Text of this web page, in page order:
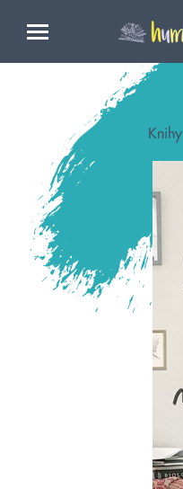
Knihy